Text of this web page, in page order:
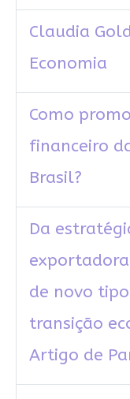
Claudia
Economia
Como
financeiro
Brasil?
Da
de novo
transição
Artigo de